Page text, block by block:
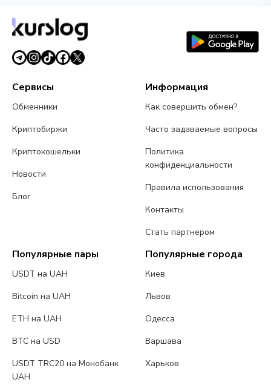
Сервисы
Обменники
Криптобиржи
Криптокошельки
Новости
Блог
Информация
Как совершить обмен?
Часто задаваемые вопросы
Политика
конфиденциальности
Правила использования
Контакты
Стать партнером
Популярные пары
USDT на UAH
Bitcoin на UAH
ETH на UAH
BTC на USD
USDT TRC20 на Монобанк
UAH
Популярные города
Киев
Львов
Одесса
Варшава
Харьков